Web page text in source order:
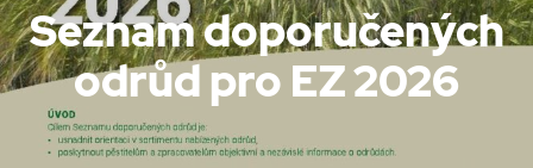
Seznam doporučených
odrůd pro EZ 2026